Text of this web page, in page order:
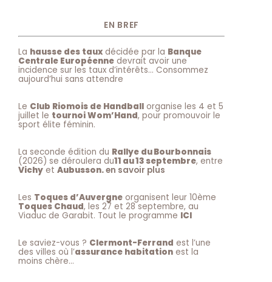
EN BREF
La hausse des taux décidée par la Banque
Centrale Européenne devrait avoir une
incidence sur les taux d’intérêts… Consommez
aujourd’hui sans attendre
Le Club Riomois de Handball organise les 4 et 5
juillet le tournoi Wom’Hand, pour promouvoir le
sport élite féminin.
La seconde édition du Rallye du Bourbonnais
(2026) se déroulera du11 au 13 septembre, entre
Vichy et Aubusson.en savoir plus
Les Toques d’Auvergne organisent leur 10ème
Toques Chaud, les 27 et 28 septembre, au
Viaduc de Garabit. Tout le programme ICI
Le saviez-vous ? Clermont-Ferrand est l’une
des villes où l’assurance habitation est la
moins chère…